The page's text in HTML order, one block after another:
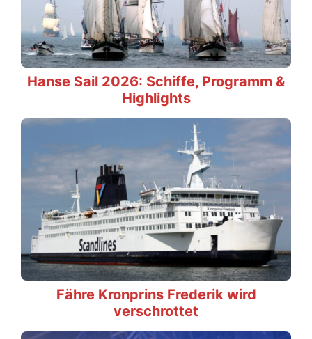
Hanse Sail 2026: Schiffe, Programm &
Highlights
Fähre Kronprins Frederik wird
verschrottet